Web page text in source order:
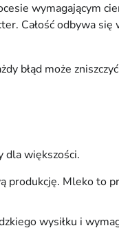
wymagającym
Całość odbywa
błąd może
dla większości.
produkcję. Mleko to
wysiłku i